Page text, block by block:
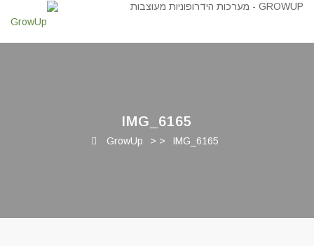
IMG_6165
GrowUp > > IMG_6165